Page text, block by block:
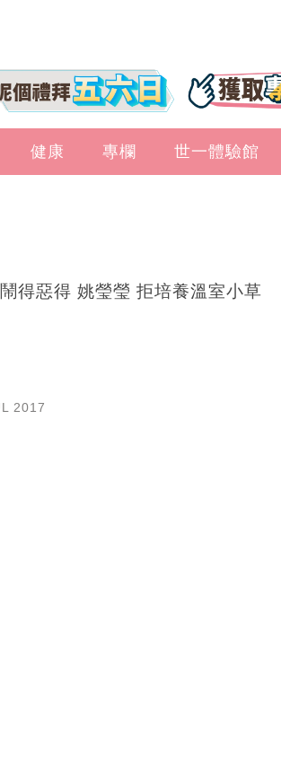
健康 專欄 世一體驗館
得惡得 姚瑩瑩 拒培養溫室小草
2017